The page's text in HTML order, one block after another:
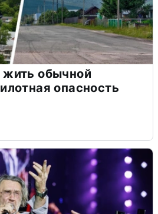
обычной
опасность